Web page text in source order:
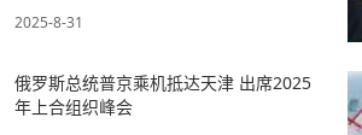
2025-8-31
俄罗斯总统普京乘机抵达天津 出席2025
年上合组织峰会